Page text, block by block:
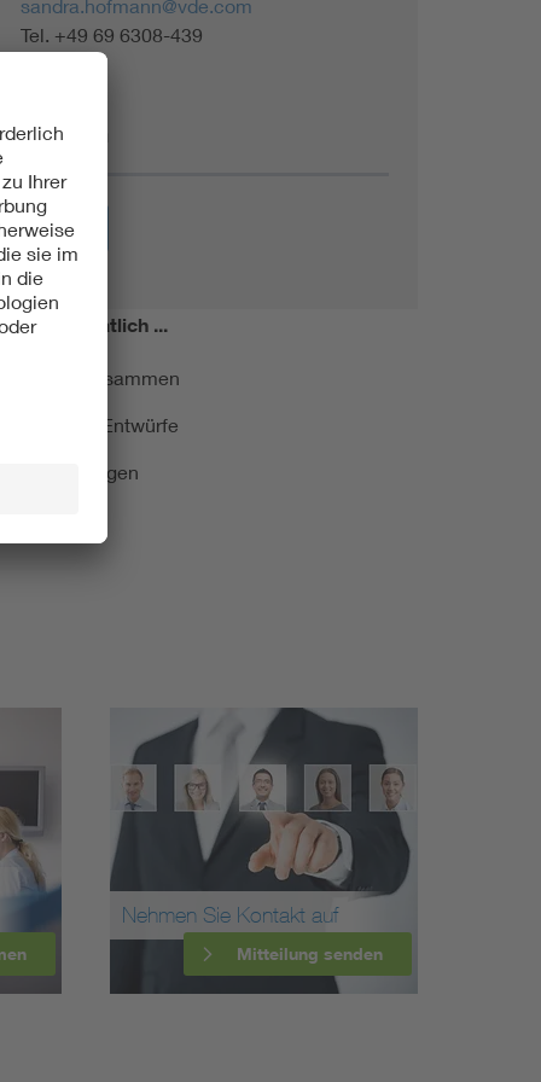
sandra.hofmann@vde.com
Tel. +49 69 6308-439
Themen
Energie
Monatlich ...
kurz zusammen
und Entwürfe
Nehmen Sie Kontakt auf
Mitteilung senden